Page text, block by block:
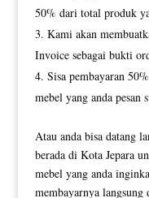
50% dari total produk
Kami akan
Invoice sebagai bukti
Sisa pembayaran
mebel yang anda pesan
Atau anda bisa datang
berada di Kota Jepara
mebel yang anda
membayarnya